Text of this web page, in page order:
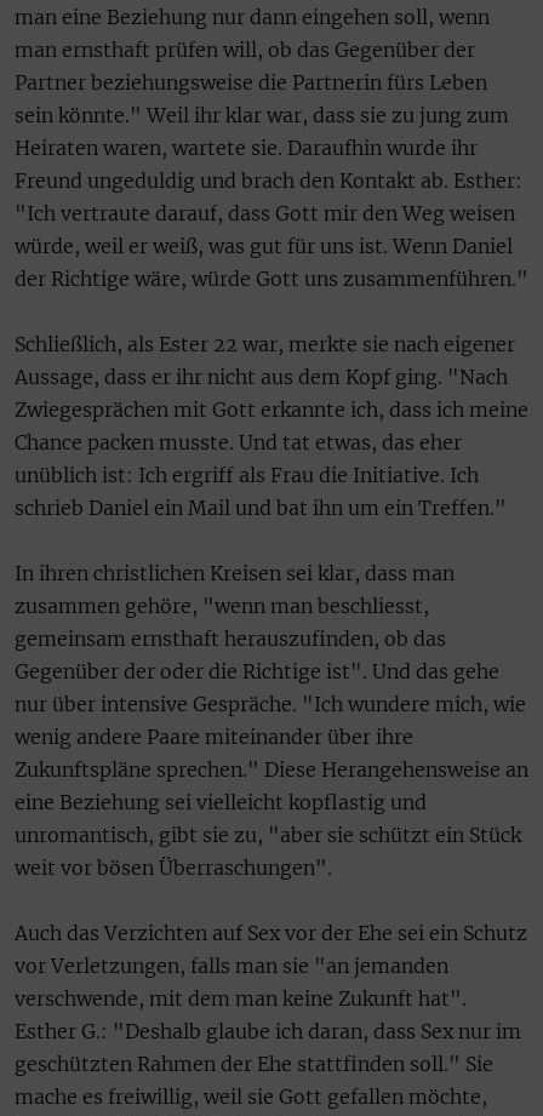
man eine Beziehung nur dann eingehen soll, wenn
man ernsthaft prüfen will, ob das Gegenüber der
Partner beziehungsweise die Partnerin fürs Leben
sein könnte." Weil ihr klar war, dass sie zu jung zum
Heiraten waren, wartete sie. Daraufhin wurde ihr
Freund ungeduldig und brach den Kontakt ab. Esther:
"Ich vertraute darauf, dass Gott mir den Weg weisen
würde, weil er weiß, was gut für uns ist. Wenn Daniel
der Richtige wäre, würde Gott uns zusammenführen."
Schließlich, als Ester 22 war, merkte sie nach eigener
Aussage, dass er ihr nicht aus dem Kopf ging. "Nach
Zwiegesprächen mit Gott erkannte ich, dass ich meine
Chance packen musste. Und tat etwas, das eher
unüblich ist: Ich ergriff als Frau die Initiative. Ich
schrieb Daniel ein Mail und bat ihn um ein Treffen."
In ihren christlichen Kreisen sei klar, dass man
zusammen gehöre, "wenn man beschliesst,
gemeinsam ernsthaft herauszufinden, ob das
Gegenüber der oder die Richtige ist". Und das gehe
nur über intensive Gespräche. "Ich wundere mich, wie
wenig andere Paare miteinander über ihre
Zukunftspläne sprechen." Diese Herangehensweise an
eine Beziehung sei vielleicht kopflastig und
unromantisch, gibt sie zu, "aber sie schützt ein Stück
weit vor bösen Überraschungen".
Auch das Verzichten auf Sex vor der Ehe sei ein Schutz
vor Verletzungen, falls man sie "an jemanden
verschwende, mit dem man keine Zukunft hat".
Esther G.: "Deshalb glaube ich daran, dass Sex nur im
geschützten Rahmen der Ehe stattfinden soll." Sie
mache es freiwillig, weil sie Gott gefallen möchte,